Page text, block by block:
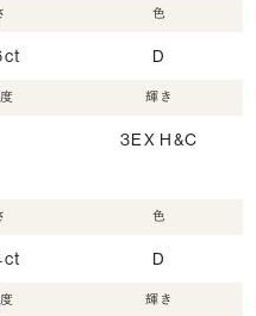
色
D
輝き
3EX H&C
色
D
輝き